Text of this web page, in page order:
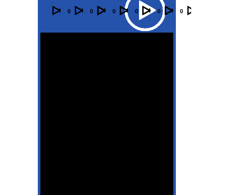
Audio
Player
Video
Player
Video
Player
Video
Player
Video
Player
Video
Player
00:00 00:00 00:00 00:00 00:00 00:00